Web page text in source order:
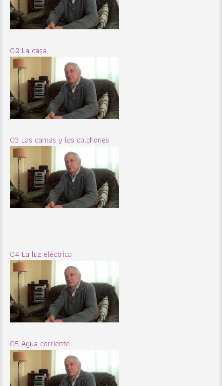
02 La casa
03 Las camas y los colchones
04 La luz eléctrica
05 Agua corriente